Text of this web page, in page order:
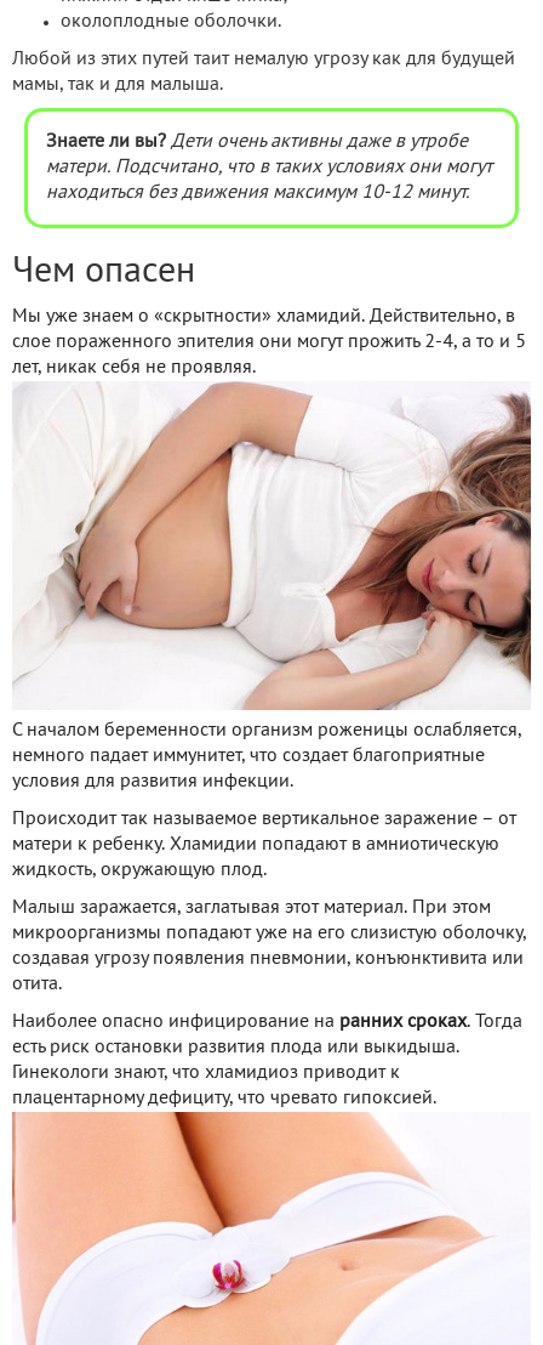
околоплодные оболочки.
Любой из этих путей таит немалую угрозу как для будущей
мамы, так и для малыша.
Знаете ли вы? Дети очень активны даже в утробе
матери. Подсчитано, что в таких условиях они могут
находиться без движения максимум 10-12 минут.
Чем опасен
Мы уже знаем о «скрытности» хламидий. Действительно, в
слое пораженного эпителия они могут прожить 2-4, а то и 5
лет, никак себя не проявляя.
С началом беременности организм роженицы ослабляется,
немного падает иммунитет, что создает благоприятные
условия для развития инфекции.
Происходит так называемое вертикальное заражение – от
матери к ребенку. Хламидии попадают в амниотическую
жидкость, окружающую плод.
Малыш заражается, заглатывая этот материал. При этом
микроорганизмы попадают уже на его слизистую оболочку,
создавая угрозу появления пневмонии, конъюнктивита или
отита.
Наиболее опасно инфицирование на ранних сроках. Тогда
есть риск остановки развития плода или выкидыша.
Гинекологи знают, что хламидиоз приводит к
плацентарному дефициту, что чревато гипоксией.